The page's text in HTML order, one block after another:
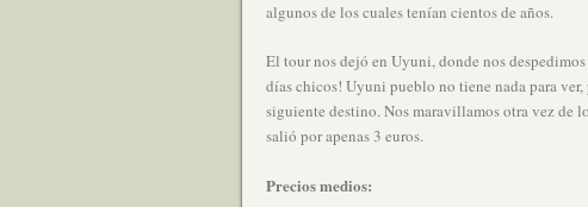
algunos de los cuales tenían cientos de años.
El tour nos dejó en Uyuni, donde nos
días chicos! Uyuni pueblo no tiene nada para
siguiente destino. Nos maravillamos otra vez de
salió por apenas 3 euros.
Precios medios: